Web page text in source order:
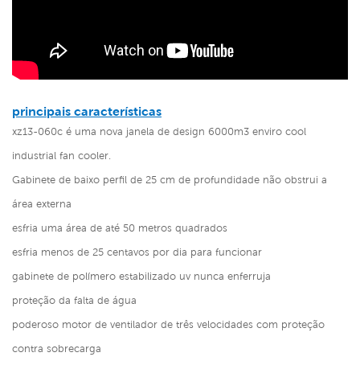
principais características
xz13-060c é uma nova janela de design 6000m3 enviro cool
industrial fan cooler.
Gabinete de baixo perfil de 25 cm de profundidade não obstrui a
área externa
esfria uma área de até 50 metros quadrados
esfria menos de 25 centavos por dia para funcionar
gabinete de polímero estabilizado uv nunca enferruja
proteção da falta de água
poderoso motor de ventilador de três velocidades com proteção
contra sobrecarga